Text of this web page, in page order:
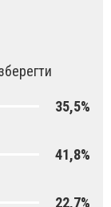
35,5%
41,8%
22,7%